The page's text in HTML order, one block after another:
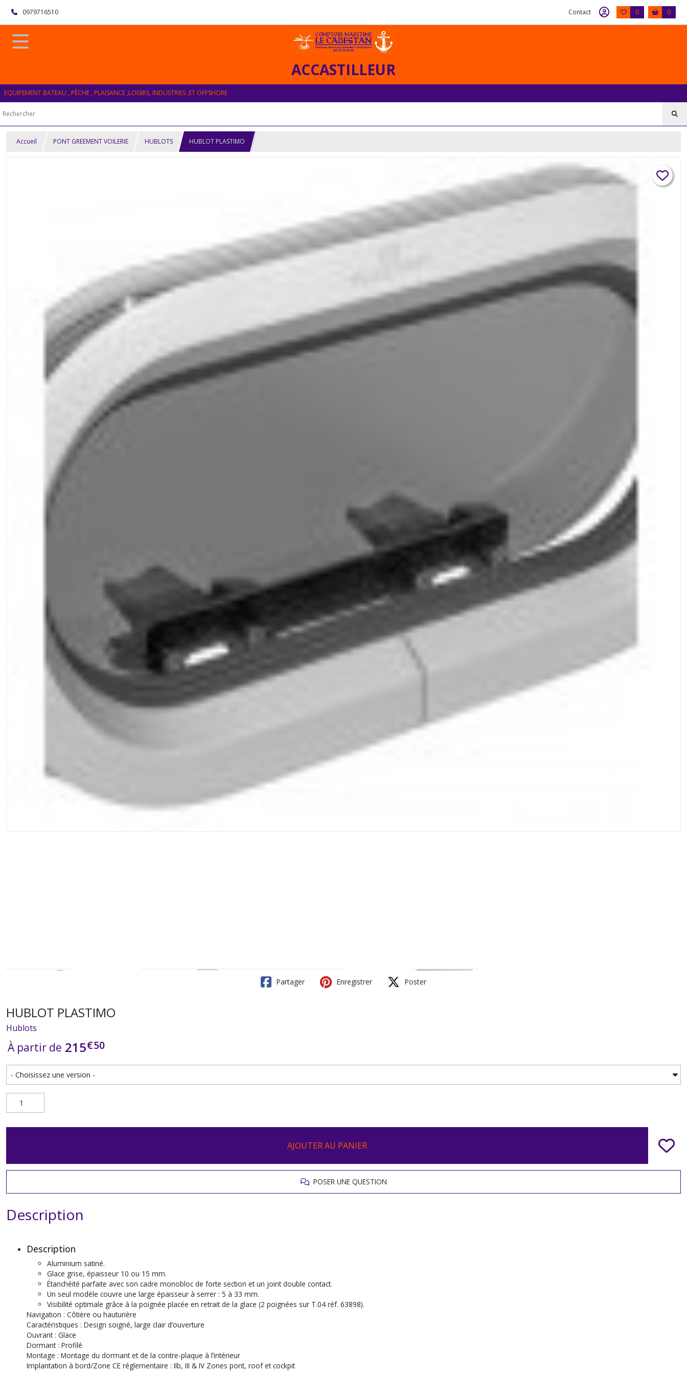
0979716510 Contact 0 0
ACCASTILLEUR
EQUIPEMENT BATEAU , PÊCHE , PLAISANCE ,LOISIRS, INDUSTRIES ,ET OFFSHORE
Accueil PONT GREEMENT VOILERIE HUBLOTS HUBLOT PLASTIMO
Partager Enregistrer Poster
HUBLOT PLASTIMO
Hublots
À partir de 215€50
AJOUTER AU PANIER
POSER UNE QUESTION
Description
Description
Aluminium satiné.
Glace grise, épaisseur 10 ou 15 mm.
Étanchéité parfaite avec son cadre monobloc de forte section et un joint double contact.
Un seul modèle couvre une large épaisseur à serrer : 5 à 33 mm.
Visibilité optimale grâce à la poignée placée en retrait de la glace (2 poignées sur T.04 réf. 63898).
Navigation : Côtière ou hauturière
Caractéristiques : Design soigné, large clair d’ouverture
Ouvrant : Glace
Dormant : Profilé
Montage : Montage du dormant et de la contre-plaque à l’intérieur
Implantation à bord/Zone CE réglementaire : IIb, III & IV Zones pont, roof et cockpit